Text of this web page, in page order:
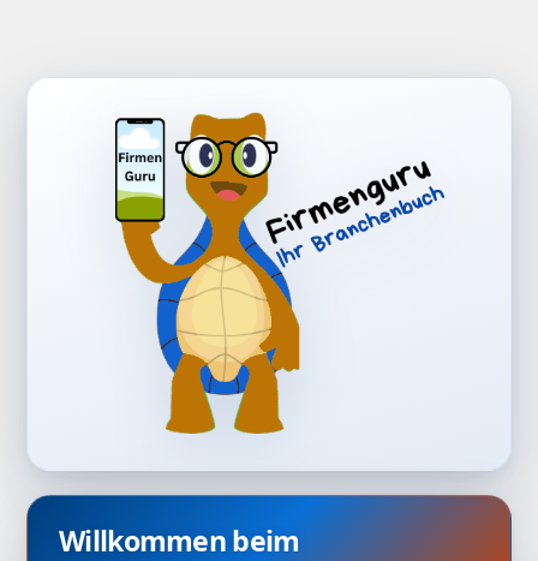
Willkommen beim